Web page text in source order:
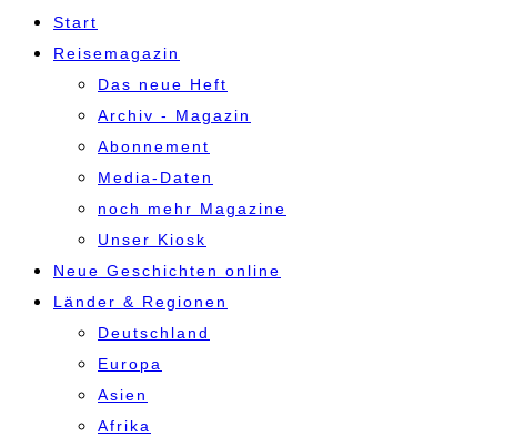
Start
Reisemagazin
Das neue Heft
Archiv - Magazin
Abonnement
Media-Daten
noch mehr Magazine
Unser Kiosk
Neue Geschichten online
Länder & Regionen
Deutschland
Europa
Asien
Afrika